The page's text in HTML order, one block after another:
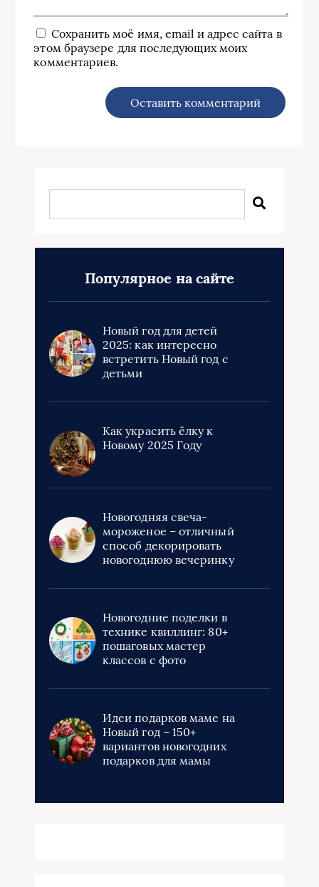
Сохранить моё имя, email и адрес сайта в
этом браузере для последующих моих
комментариев.
Популярное на сайте
Новый год для детей
2025: как интересно
встретить Новый год с
детьми
Как украсить ёлку к
Новому 2025 Году
Новогодняя свеча-
мороженое – отличный
способ декорировать
новогоднюю вечеринку
Новогодние поделки в
технике квиллинг: 80+
пошаговых мастер
классов с фото
Идеи подарков маме на
Новый год – 150+
вариантов новогодних
подарков для мамы